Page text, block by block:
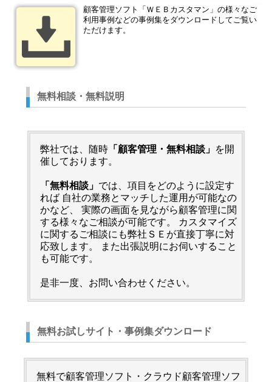
顧客管理ソフト「ＷＥＢカスタマン」の様々なご
利用事例などの事例集をダウンロードしてご覧い
ただけます。
無料相談・無料説明
弊社では、随時「顧客管理・無料相談」 を開
催しております。
「無料相談」 では、項目をどのように設定す
れば 自社の業務とマッチした運用が可能なの
かなど、 実際の画面を見ながら顧客管理に関
する様々なご相談が可能です。 カスタマイズ
に関するご相談にも弊社ＳＥが直接丁寧に対
応致します。 また出張説明にお伺いすること
も可能です。
是非一度、お問い合わせください。
無料お試しサイト・事例集ダウンロード
無料で顧客管理ソフト・クラウド顧客管理ソフ